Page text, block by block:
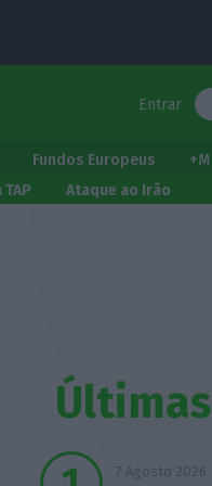
Entrar
Fundos Europeus +M
Ataque ao Irão
Últimas
7 Agosto 2026